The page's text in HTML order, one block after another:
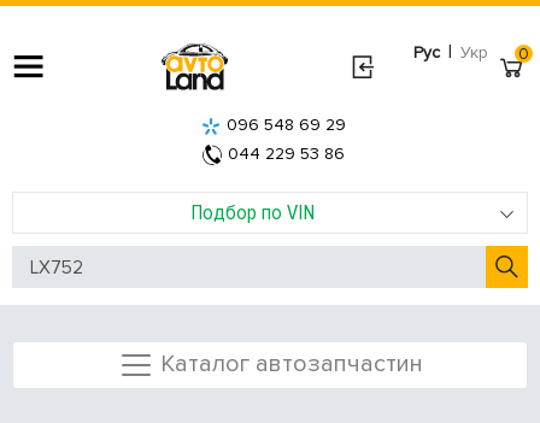
Рус | Укр
Подбор по VIN
096 548 69 29
044 229 53 86
0
Каталог автозапчастин